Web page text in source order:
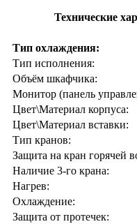
Технические
Тип охлаждения:
Тип исполнения:
Объём шкафчика:
Монитор (панель
Цвет\Материал корпуса:
Цвет\Материал вставки:
Тип кранов:
Защита на кран горячей
Наличие 3-го крана:
Нагрев:
Охлаждение:
Защита от протечек: